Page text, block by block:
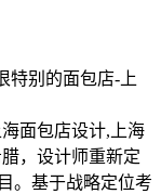
特别的面包店-上
面包店设计,上海
，设计师重新定
。基于战略定位考